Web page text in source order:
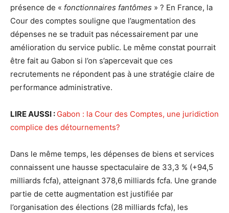
présence de « fonctionnaires fantômes » ? En France, la
Cour des comptes souligne que l’augmentation des
dépenses ne se traduit pas nécessairement par une
amélioration du service public. Le même constat pourrait
être fait au Gabon si l’on s’apercevait que ces
recrutements ne répondent pas à une stratégie claire de
performance administrative.
LIRE AUSSI : Gabon : la Cour des Comptes, une juridiction
complice des détournements?
Dans le même temps, les dépenses de biens et services
connaissent une hausse spectaculaire de 33,3 % (+94,5
milliards fcfa), atteignant 378,6 milliards fcfa. Une grande
partie de cette augmentation est justifiée par
l’organisation des élections (28 milliards fcfa), les